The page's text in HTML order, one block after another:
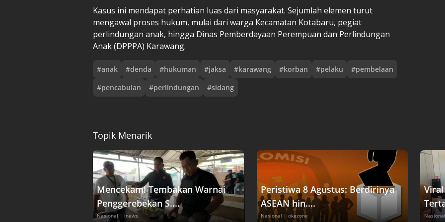
Kasus ini mendapat perhatian luas dari masyarakat. Sejumlah elemen turut
mengawal proses hukum, mulai dari warga Kecamatan Kotabaru, pegiat
perlindungan anak, hingga Dinas Pemberdayaan Perempuan dan Perlindungan
Anak (DPPPA) Karawang.
#anak #denda #hukuman #jaksa #karawang #korban #pelaku #pembelaan
#pencabulan #perlindungan #sidang
Topik Menarik
Mencekam! Tembakan Warnai
Penggerebekan S....
Nasional | inews
Peristiwa 8 Agustus: Berdirinya
ASEAN hin....
Nasional | okezone
Nasional